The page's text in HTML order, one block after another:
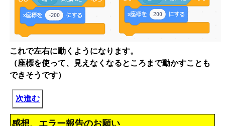
これで左右に動くようになります。
（座標を使って、見えなくなるところまで動かすことも
できそうです）
次進む
感想、エラー報告のお願い